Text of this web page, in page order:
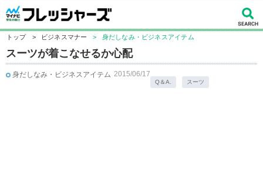
トップ > ビジネスマナー > 身だしなみ・ビジネスアイテム
スーツが着こなせるか心配
身だしなみ・ビジネスアイテム 2015/06/17
Q＆A. スーツ